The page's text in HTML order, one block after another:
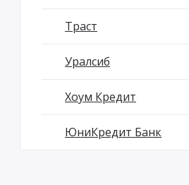
Траст
Уралсиб
Хоум Кредит
ЮниКредит Банк